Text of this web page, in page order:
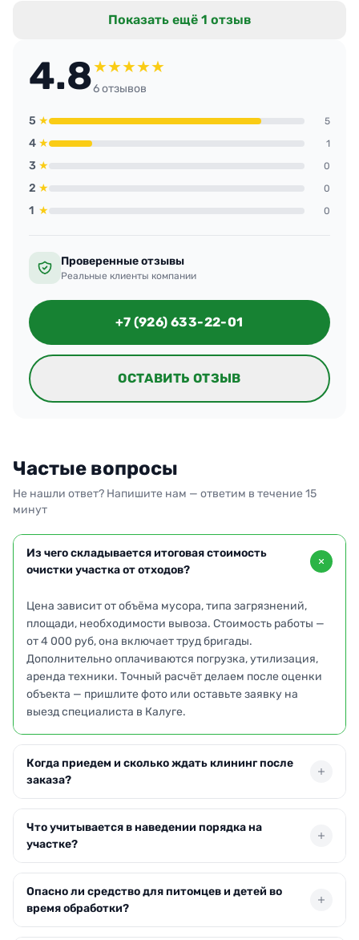
не осталось, можно детей выпускать без опаски.
Показать ещё 1 отзыв
4.8★★★★★
6 отзывов
5 ★ 5
4 ★ 1
3 ★ 0
2 ★ 0
1 ★ 0
Проверенные отзывы
Реальные клиенты компании
+7 (926) 633-22-01
ОСТАВИТЬ ОТЗЫВ
Частые вопросы
Не нашли ответ? Напишите нам — ответим в течение 15
минут
Из чего складывается итоговая стоимость
очистки участка от отходов?
Цена зависит от объёма мусора, типа загрязнений,
площади, необходимости вывоза. Стоимость работы —
от 4 000 руб, она включает труд бригады.
Дополнительно оплачиваются погрузка, утилизация,
аренда техники. Точный расчёт делаем после оценки
объекта — пришлите фото или оставьте заявку на
выезд специалиста в Калуге.
Когда приедем и сколько ждать клининг после
заказа?
следующие сутки. Команда из двух-трёх специалистов
справляется с территорией до 2000 м² за 3–5 часов.
Если объём больше, длительность может увеличиться.
Точное время согласовываем при оформлении,
ориентируемся на ваш график.
Что учитывается в наведении порядка на
участке?
ветки, очищаем от посторонних предметов. Моем
дорожки, площадки, цоколь. После себя вывозим
мешки с отходами — не складируем на месте. При
Опасно ли средство для питомцев и детей во
время обработки?